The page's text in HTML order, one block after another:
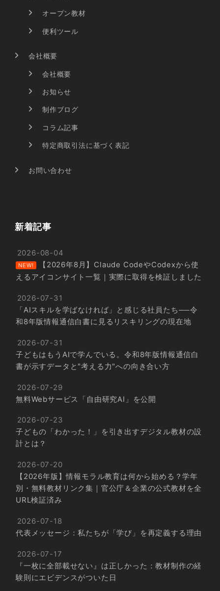
オープン教材
便利ツール
会社概要
会社概要
お知らせ
制作ブログ
コラム記事
特定商取引法に基づく表記
お問い合わせ
新着記事
2026-08-04
NEW!
【2026年8月】Claude CodeやCodexから使
えるアイコンサイト一覧｜実際に取得を検証しました
2026-07-31
「AIスキルを学ばなければ」と感じる社員たち──令
和8年版情報通信白書に見るリスキリングの現在地
2026-07-31
子どもはもうAIで学んでいる。令和8年版情報通信白
書が示すデータと"考える力"への向き合い方
2026-07-29
無料Webサービス「自由研究AI」を公開
2026-07-23
子どもの「わかった！」を引き出すデジタル教材の設
計とは？
2026-07-20
【2026年版】情報モラル教育は何から始める？学年
別・無料教材リンク集｜官公庁＆企業の公式教材を全
URL検証済み
2026-07-18
代表メッセージ：私たちが「学び」を再定義する理由
2026-07-17
『一枚に全部載せない』は正しかった：教材制作の経
験則にエビデンスがついた日